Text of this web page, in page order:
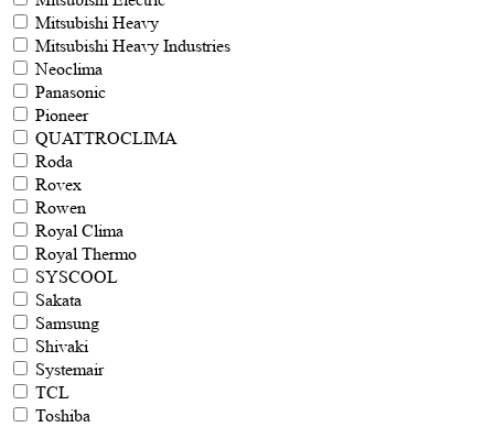
Mitsubishi Heavy
Mitsubishi Heavy Industries
Neoclima
Panasonic
Pioneer
QUATTROCLIMA
Roda
Rovex
Rowen
Royal Clima
Royal Thermo
SYSCOOL
Sakata
Samsung
Shivaki
Systemair
TCL
Toshiba